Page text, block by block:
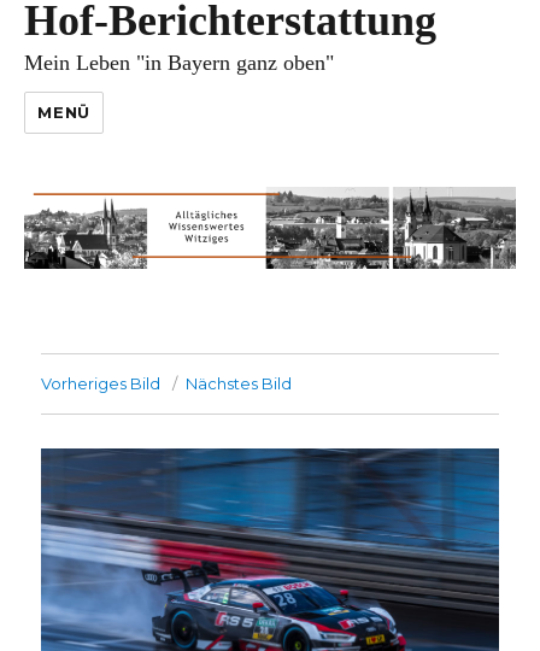
Hof-Berichterstattung
Mein Leben "in Bayern ganz oben"
MENÜ
Vorheriges Bild Nächstes Bild